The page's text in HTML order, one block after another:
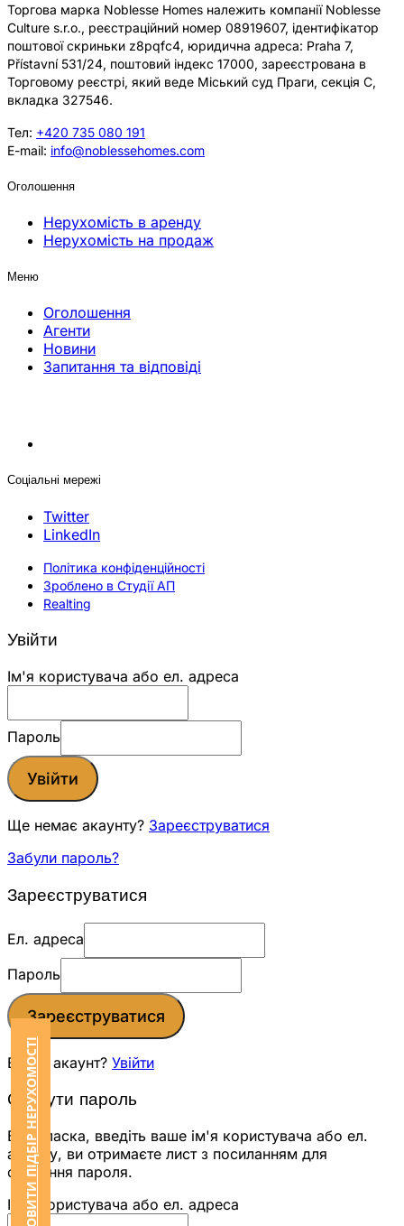
Торгова марка Noblesse Homes належить компанії Noblesse
Culture s.r.o., реєстраційний номер 08919607, ідентифікатор
поштової скриньки z8pqfc4, юридична адреса: Praha 7,
Přístavní 531/24, поштовий індекс 17000, зареєстрована в
Торговому реєстрі, який веде Міський суд Праги, секція C,
вкладка 327546.
Тел: +420 735 080 191
E-mail: info@noblessehomes.com
Оголошення
Нерухомість в аренду
Нерухомість на продаж
Меню
Оголошення
Агенти
Новини
Запитання та відповіді
Соціальні мережі
Twitter
LinkedIn
Політика конфіденційності
Зроблено в Студії АП
Realting
ЗАМОВИТИ ПІДБІР НЕРУХОМОСТІ
Увійти
Ім'я користувача або ел. адреса
Пароль
Увійти
Ще немає акаунту? Зареєструватися
Забули пароль?
Зареєструватися
Ел. адреса
Пароль
Зареєструватися
Вже є акаунт? Увійти
Скинути пароль
Будь ласка, введіть ваше ім'я користувача або ел.
адресу, ви отримаєте лист з посиланням для
скидання пароля.
Ім'я користувача або ел. адреса